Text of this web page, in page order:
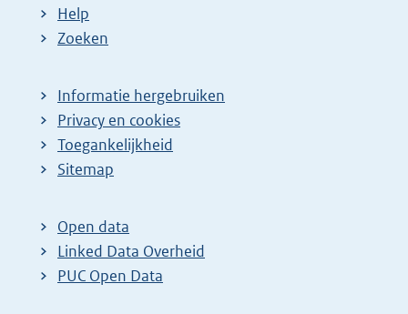
Help
Zoeken
Informatie hergebruiken
Privacy en cookies
Toegankelijkheid
Sitemap
Open data
Linked Data Overheid
PUC Open Data